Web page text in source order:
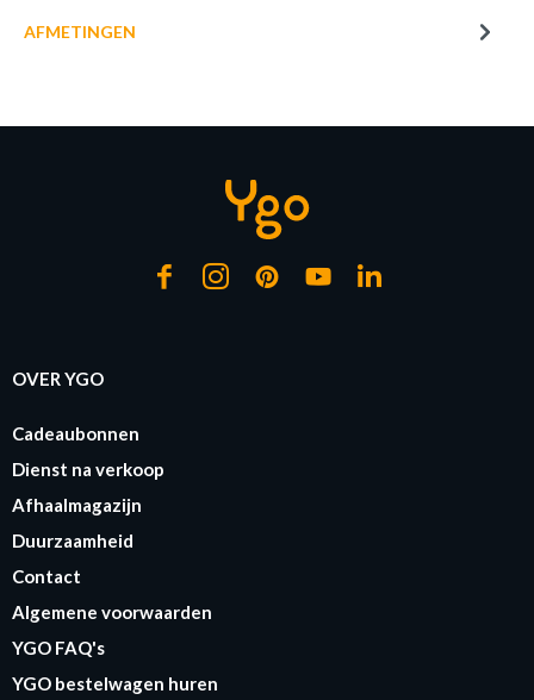
AFMETINGEN
OVER YGO
Cadeaubonnen
Dienst na verkoop
Afhaalmagazijn
Duurzaamheid
Contact
Algemene voorwaarden
YGO FAQ's
YGO bestelwagen huren